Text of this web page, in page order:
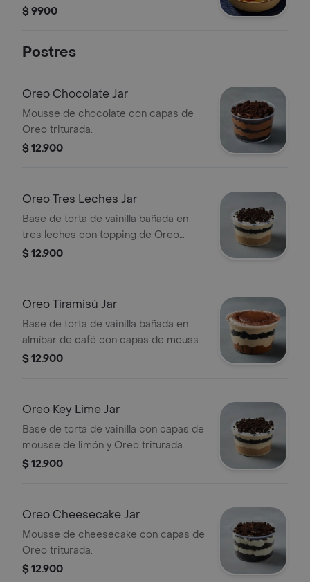
$ 9900
Postres
Oreo Chocolate Jar
Mousse de chocolate con capas de
Oreo triturada.
$ 12.900
Oreo Tres Leches Jar
Base de torta de vainilla bañada en
tres leches con topping de Oreo
triturada.
$ 12.900
Oreo Tiramisú Jar
Base de torta de vainilla bañada en
almíbar de café con capas de mousse
de tiramisú y Oreo.
$ 12.900
Oreo Key Lime Jar
Base de torta de vainilla con capas de
mousse de limón y Oreo triturada.
$ 12.900
Oreo Cheesecake Jar
Mousse de cheesecake con capas de
Oreo triturada.
$ 12.900